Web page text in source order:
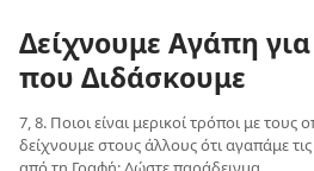
Δείχνουμε Αγάπη για
που Διδάσκουμε
7, 8. Ποιοι είναι μερικοί τρόποι με
δείχνουμε στους άλλους ότι αγαπάμε